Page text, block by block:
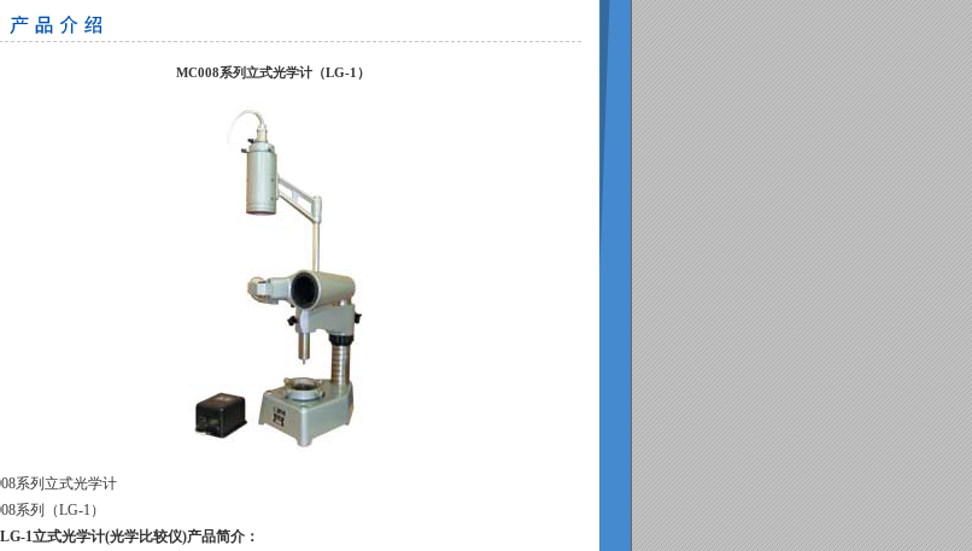
MC008系列立式光学计（LG-1）
系列立式光学计
系列（LG-1 ）
LG-1立式光学计(光学比较仪)产品简介：